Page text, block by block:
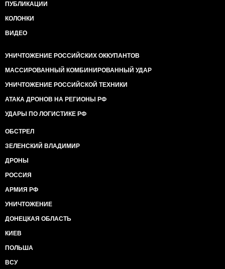
ПУБЛИКАЦИИ
КОЛОНКИ
ВИДЕО
УНИЧТОЖЕНИЕ РОССИЙСКИХ ОККУПАНТОВ
МАССИРОВАННЫЙ КОМБИНИРОВАННЫЙ УДАР
УНИЧТОЖЕНИЕ РОССИЙСКОЙ ТЕХНИКИ
АТАКА ДРОНОВ НА РЕГИОНЫ РФ
УДАРЫ ПО ЛОГИСТИКЕ РФ
ОБСТРЕЛ
ЗЕЛЕНСКИЙ ВЛАДИМИР
ДРОНЫ
РОССИЯ
АРМИЯ РФ
УНИЧТОЖЕНИЕ
ДОНЕЦКАЯ ОБЛАСТЬ
КИЕВ
ПОЛЬША
ВСУ